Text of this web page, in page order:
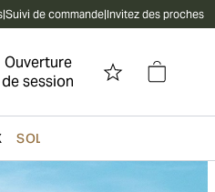
|Suivi de commande|Invitez des proches
Ouverture
de session
SOLDES